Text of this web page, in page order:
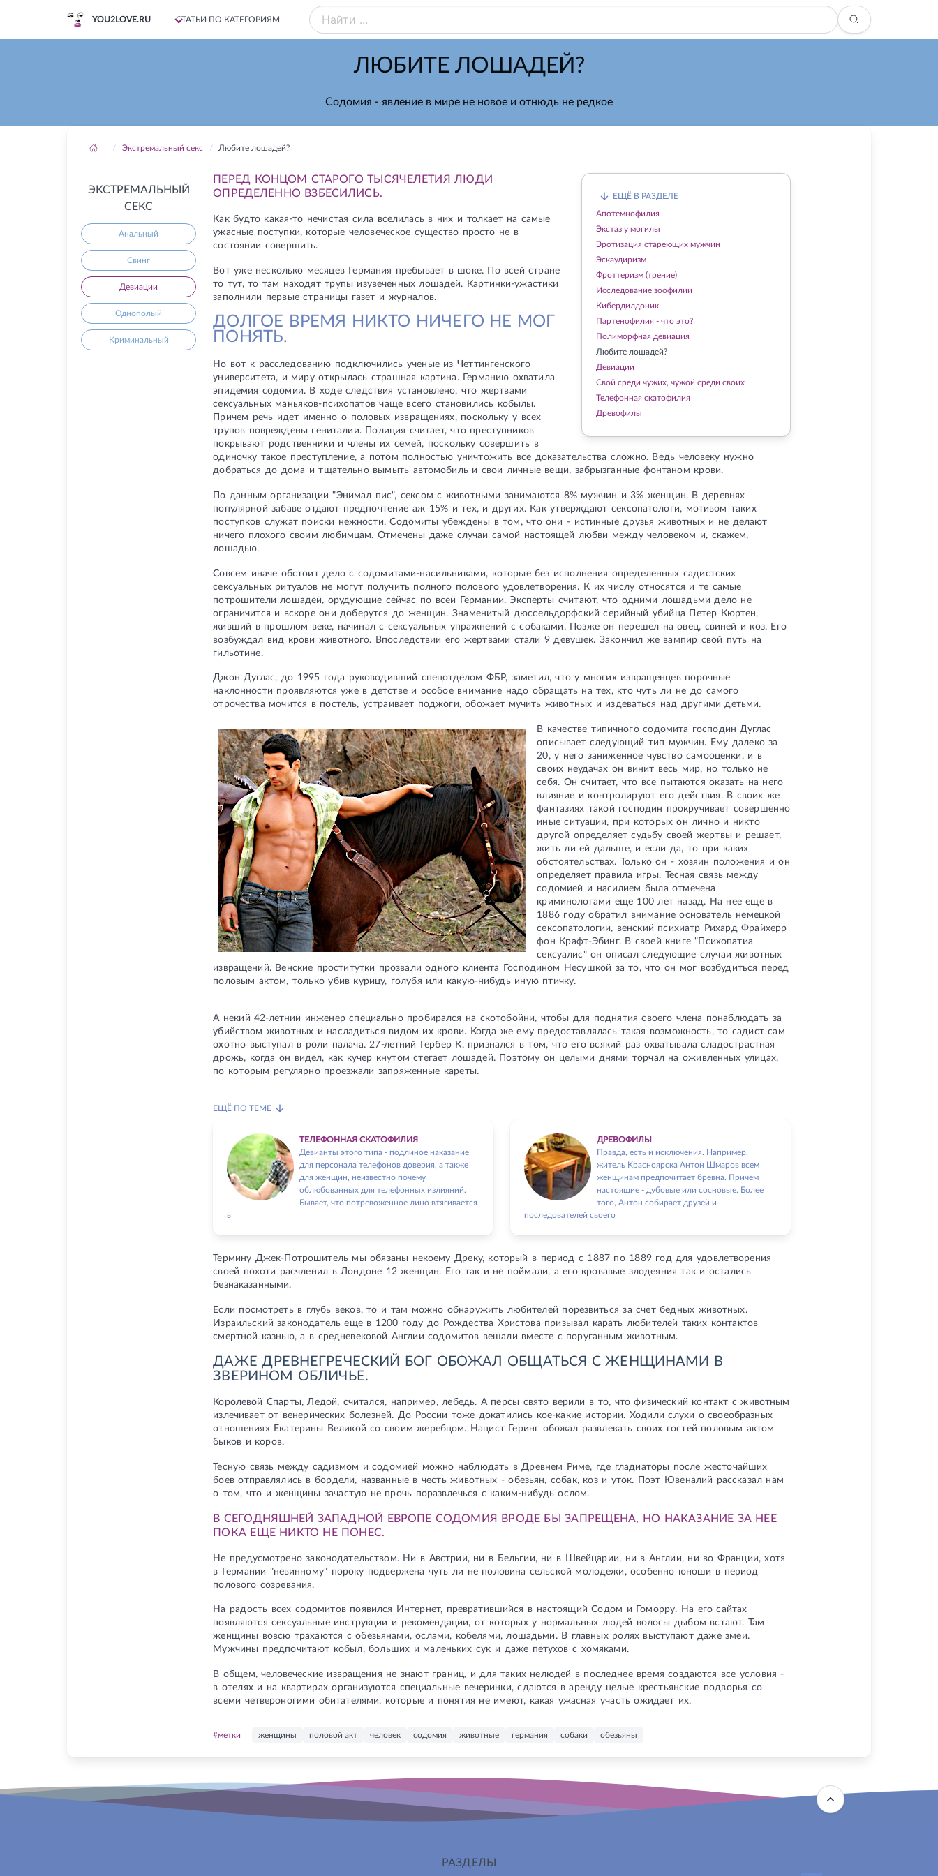
YOU2LOVE.RU СТАТЬИ ПО КАТЕГОРИЯМ
ЛЮБИТЕ ЛОШАДЕЙ?
Содомия - явление в мире не новое и отнюдь не редкое
Экстремальный секс Любите лошадей?
ЭКСТРЕМАЛЬНЫЙ
СЕКС
Анальный
Свинг
Девиации
Однополый
Криминальный
ЕЩЁ В РАЗДЕЛЕ
Апотемнофилия
Экстаз у могилы
Эротизация стареющих мужчин
Эскаудиризм
Фроттеризм (трение)
Исследование зоофилии
Кибердилдоник
Партенофилия - что это?
Полиморфная девиация
Любите лошадей?
Девиации
Свой среди чужих, чужой среди своих
Телефонная скатофилия
Древофилы
ПЕРЕД КОНЦОМ СТАРОГО ТЫСЯЧЕЛЕТИЯ ЛЮДИ
ОПРЕДЕЛЕННО ВЗБЕСИЛИСЬ.
Как будто какая-то нечистая сила вселилась в них и толкает на самые
ужасные поступки, которые человеческое существо просто не в
состоянии совершить.
Вот уже несколько месяцев Германия пребывает в шоке. По всей стране
то тут, то там находят трупы изувеченных лошадей. Картинки-ужастики
заполнили первые страницы газет и журналов.
ДОЛГОЕ ВРЕМЯ НИКТО НИЧЕГО НЕ МОГ
ПОНЯТЬ.
Но вот к расследованию подключились ученые из Четтингенского
университета, и миру открылась страшная картина. Германию охватила
эпидемия содомии. В ходе следствия установлено, что жертвами
сексуальных маньяков-психопатов чаще всего становились кобылы.
Причем речь идет именно о половых извращениях, поскольку у всех
трупов повреждены гениталии. Полиция считает, что преступников
покрывают родственники и члены их семей, поскольку совершить в
одиночку такое преступление, а потом полностью уничтожить все доказательства сложно. Ведь человеку нужно
добраться до дома и тщательно вымыть автомобиль и свои личные вещи, забрызганные фонтаном крови.
По данным организации "Энимал пис", сексом с животными занимаются 8% мужчин и 3% женщин. В деревнях
популярной забаве отдают предпочтение аж 15% и тех, и других. Как утверждают сексопатологи, мотивом таких
поступков служат поиски нежности. Содомиты убеждены в том, что они - истинные друзья животных и не делают
ничего плохого своим любимцам. Отмечены даже случаи самой настоящей любви между человеком и, скажем,
лошадью.
Совсем иначе обстоит дело с содомитами-насильниками, которые без исполнения определенных садистских
сексуальных ритуалов не могут получить полного полового удовлетворения. К их числу относятся и те самые
потрошители лошадей, орудующие сейчас по всей Германии. Эксперты считают, что одними лошадьми дело не
ограничится и вскоре они доберутся до женщин. Знаменитый дюссельдорфский серийный убийца Петер Кюртен,
живший в прошлом веке, начинал с сексуальных упражнений с собаками. Позже он перешел на овец, свиней и коз. Его
возбуждал вид крови животного. Впоследствии его жертвами стали 9 девушек. Закончил же вампир свой путь на
гильотине.
Джон Дуглас, до 1995 года руководивший спецотделом ФБР, заметил, что у многих извращенцев порочные
наклонности проявляются уже в детстве и особое внимание надо обращать на тех, кто чуть ли не до самого
отрочества мочится в постель, устраивает поджоги, обожает мучить животных и издеваться над другими детьми.
В качестве типичного содомита господин Дуглас
описывает следующий тип мужчин. Ему далеко за
20, у него заниженное чувство самооценки, и в
своих неудачах он винит весь мир, но только не
себя. Он считает, что все пытаются оказать на него
влияние и контролируют его действия. В своих же
фантазиях такой господин прокручивает совершенно
иные ситуации, при которых он лично и никто
другой определяет судьбу своей жертвы и решает,
жить ли ей дальше, и если да, то при каких
обстоятельствах. Только он - хозяин положения и он
определяет правила игры. Тесная связь между
содомией и насилием была отмечена
криминологами еще 100 лет назад. На нее еще в
1886 году обратил внимание основатель немецкой
сексопатологии, венский психиатр Рихард Фрайхерр
фон Крафт-Эбинг. В своей книге "Психопатиа
сексуалис" он описал следующие случаи животных
извращений. Венские проститутки прозвали одного клиента Господином Несушкой за то, что он мог возбудиться перед
половым актом, только убив курицу, голубя или какую-нибудь иную птичку.
А некий 42-летний инженер специально пробирался на скотобойни, чтобы для поднятия своего члена понаблюдать за
убийством животных и насладиться видом их крови. Когда же ему предоставлялась такая возможность, то садист сам
охотно выступал в роли палача. 27-летний Гербер К. признался в том, что его всякий раз охватывала сладострастная
дрожь, когда он видел, как кучер кнутом стегает лошадей. Поэтому он целыми днями торчал на оживленных улицах,
по которым регулярно проезжали запряженные кареты.
ЕЩЁ ПО ТЕМЕ
ТЕЛЕФОННАЯ СКАТОФИЛИЯ
Девианты этого типа - подлиное наказание
для персонала телефонов доверия, а также
для женщин, неизвестно почему
облюбованных для телефонных излияний.
Бывает, что потревоженное лицо втягивается
в
ДРЕВОФИЛЫ
Правда, есть и исключения. Например,
житель Красноярска Антон Шмаров всем
женщинам предпочитает бревна. Причем
настоящие - дубовые или сосновые. Более
того, Антон собирает друзей и
последователей своего
Термину Джек-Потрошитель мы обязаны некоему Дреку, который в период с 1887 по 1889 год для удовлетворения
своей похоти расчленил в Лондоне 12 женщин. Его так и не поймали, а его кровавые злодеяния так и остались
безнаказанными.
Если посмотреть в глубь веков, то и там можно обнаружить любителей порезвиться за счет бедных животных.
Израильский законодатель еще в 1200 году до Рождества Христова призывал карать любителей таких контактов
смертной казнью, а в средневековой Англии содомитов вешали вместе с поруганным животным.
ДАЖЕ ДРЕВНЕГРЕЧЕСКИЙ БОГ ОБОЖАЛ ОБЩАТЬСЯ С ЖЕНЩИНАМИ В
ЗВЕРИНОМ ОБЛИЧЬЕ.
Королевой Спарты, Ледой, считался, например, лебедь. А персы свято верили в то, что физический контакт с животным
излечивает от венерических болезней. До России тоже докатились кое-какие истории. Ходили слухи о своеобразных
отношениях Екатерины Великой со своим жеребцом. Нацист Геринг обожал развлекать своих гостей половым актом
быков и коров.
Тесную связь между садизмом и содомией можно наблюдать в Древнем Риме, где гладиаторы после жесточайших
боев отправлялись в бордели, названные в честь животных - обезьян, собак, коз и уток. Поэт Ювеналий рассказал нам
о том, что и женщины зачастую не прочь поразвлечься с каким-нибудь ослом.
В СЕГОДНЯШНЕЙ ЗАПАДНОЙ ЕВРОПЕ СОДОМИЯ ВРОДЕ БЫ ЗАПРЕЩЕНА, НО НАКАЗАНИЕ ЗА НЕЕ
ПОКА ЕЩЕ НИКТО НЕ ПОНЕС.
Не предусмотрено законодательством. Ни в Австрии, ни в Бельгии, ни в Швейцарии, ни в Англии, ни во Франции, хотя
в Германии "невинному" пороку подвержена чуть ли не половина сельской молодежи, особенно юноши в период
полового созревания.
На радость всех содомитов появился Интернет, превратившийся в настоящий Содом и Гоморру. На его сайтах
появляются сексуальные инструкции и рекомендации, от которых у нормальных людей волосы дыбом встают. Там
женщины вовсю трахаются с обезьянами, ослами, кобелями, лошадьми. В главных ролях выступают даже змеи.
Мужчины предпочитают кобыл, больших и маленьких сук и даже петухов с хомяками.
В общем, человеческие извращения не знают границ, и для таких нелюдей в последнее время создаются все условия -
в отелях и на квартирах организуются специальные вечеринки, сдаются в аренду целые крестьянские подворья со
всеми четвероногими обитателями, которые и понятия не имеют, какая ужасная участь ожидает их.
#метки женщины половой акт человек содомия животные германия собаки обезьяны
РАЗДЕЛЫ